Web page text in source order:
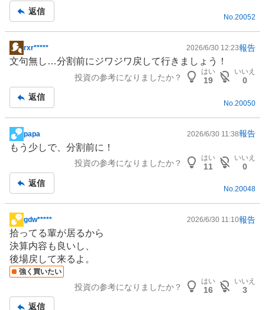
返信
No.20052
掲
示
事
rxr***** 2026/6/30 12:23報告
文句無し…分割前にジワジワ戻して行きましょう！
投資の参考になりましたか？
はい
19
いいえ
0
返信
No. 20050
掲
示
事
papa 2026/6/30 11:38報告
もう少しで、分割前に！
投資の参考になりましたか？
はい
11
いいえ
0
返信
No.20048
掲
示
板
記
事
gdw***** 2026/6/30 11:10報告
拾ってる輩が居るから
決算内容も良いし、
後場戻して来るよ。
強く買いたい
投資の参考になりましたか？
はい
16
いいえ
3
返信